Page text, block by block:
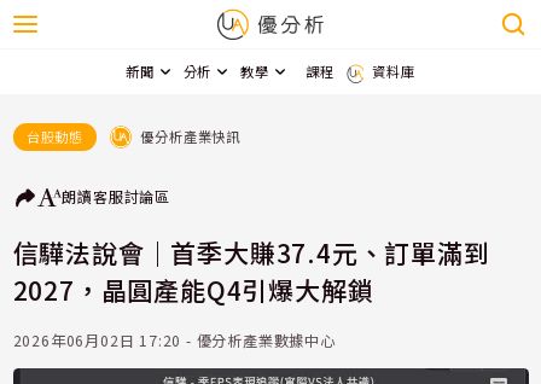
新聞 分析 教學 課程 資料庫
台股動態 優分析產業快訊
朗讀客服討論區
信驊法說會｜首季大賺37.4元、訂單滿到
2027，晶圓產能Q4引爆大解鎖
2026年06月02日 17:20 - 優分析產業數據中心